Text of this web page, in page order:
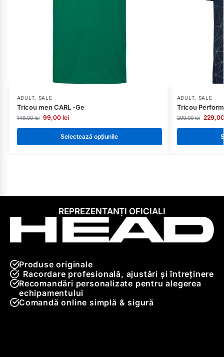
ADULT, SALE
Tricou men CARL -Ge
149,00lei 99,00 lei
Selectează opțiunile
ADULT, SALE
Tricou
299,00lei
REPREZENTANȚI OFICIALI
Produse originale
Racordare profesională, ajustări și întreținere
Recomandări personalizate pentru alegerea
echipamentului
Comandă online simplă & sigură